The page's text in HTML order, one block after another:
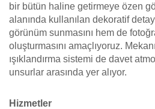
bir bütün haline getirmeye özen
alanında kullanılan dekoratif
görünüm sunmasını hem de
oluşturmasını amaçlıyoruz.
ışıklandırma sistemi de davet
unsurlar arasında yer alıyor.
Hizmetler